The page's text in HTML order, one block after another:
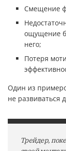
Смещение
ощущение
него;
Потеря
Один из
не развиваться
Трейдер,